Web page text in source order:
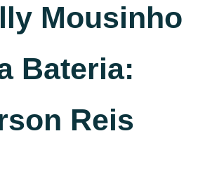
Mousinho
Bateria:
Reis